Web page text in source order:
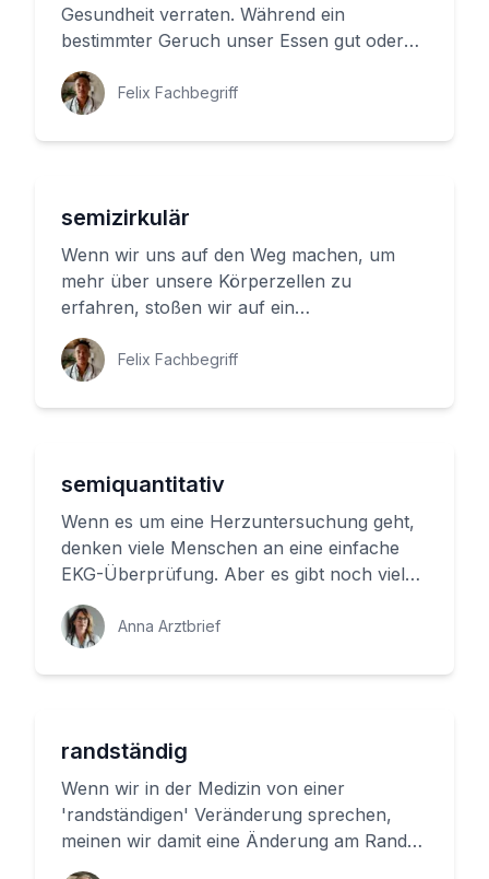
Gesundheit verraten. Während ein
bestimmter Geruch unser Essen gut oder
schlecht sein lässt, gibt es auch ein...
Felix Fachbegriff
semizirkulär
Wenn wir uns auf den Weg machen, um
mehr über unsere Körperzellen zu
erfahren, stoßen wir auf ein
bemerkenswertes Phänomen: Die
Semizirkularität. Aber...
Felix Fachbegriff
semiquantitativ
Wenn es um eine Herzuntersuchung geht,
denken viele Menschen an eine einfache
EKG-Überprüfung. Aber es gibt noch viel
mehr Möglichkeiten, um das Herzg...
Anna Arztbrief
randständig
Wenn wir in der Medizin von einer
'randständigen' Veränderung sprechen,
meinen wir damit eine Änderung am Rand
eines Gewebes, einer Struktur oder eine...